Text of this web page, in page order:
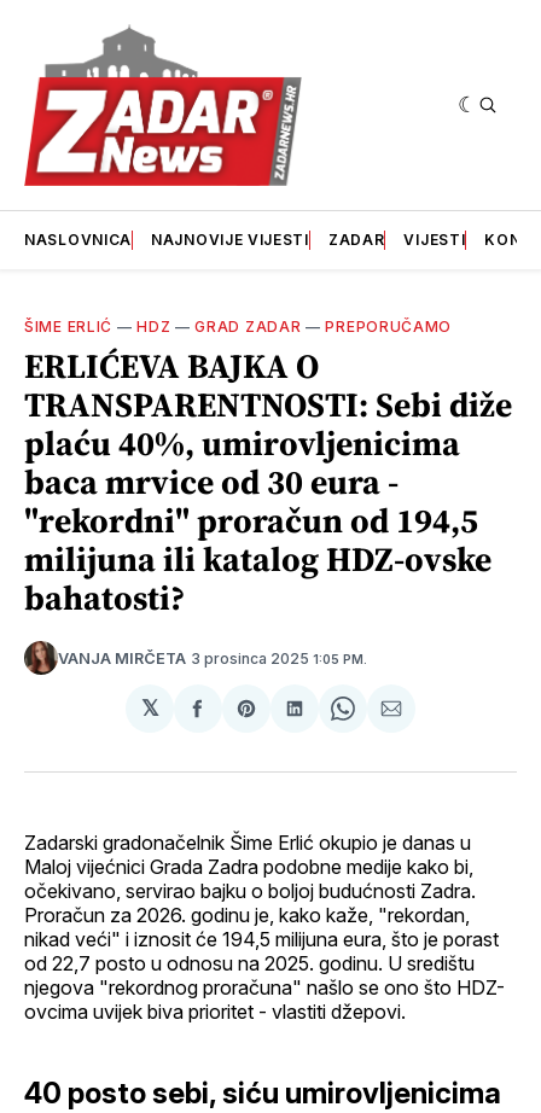
NASLOVNICA NAJNOVIJE VIJESTI ZADAR VIJESTI
ŠIME ERLIĆ —HDZ —GRAD ZADAR —PREPORUČAMO
ERLIĆEVA BAJKA O
TRANSPARENTNOSTI: Sebi diže
plaću 40%, umirovljenicima
baca mrvice od 30 eura -
"rekordni" proračun od 194,5
milijuna ili katalog HDZ-ovske
bahatosti?
VANJA MIRČETA 3 prosinca 2025 1:05 PM.
𝕏
podijeliSharepodijeliSharepodijeli
Zadarski gradonačelnik Šime Erlić okupio je danas u
Maloj vijećnici Grada Zadra podobne medije kako bi,
očekivano, servirao bajku o boljoj budućnosti Zadra.
Proračun za 2026. godinu je, kako kaže, "rekordan,
nikad veći" i iznosit će 194,5 milijuna eura, što je porast
od 22,7 posto u odnosu na 2025. godinu. U središtu
njegova "rekordnog proračuna" našlo se ono što HDZ-
ovcima uvijek biva prioritet - vlastiti džepovi.
40 posto sebi, siću umirovljenicima